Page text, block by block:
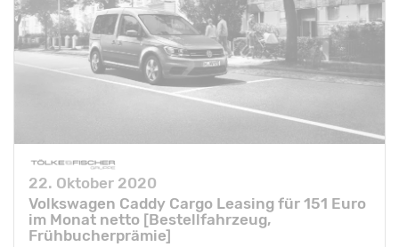
22. Oktober 2020
Volkswagen Caddy Cargo Leasing für 151 Euro
im Monat netto [Bestellfahrzeug,
Frühbucherprämie]